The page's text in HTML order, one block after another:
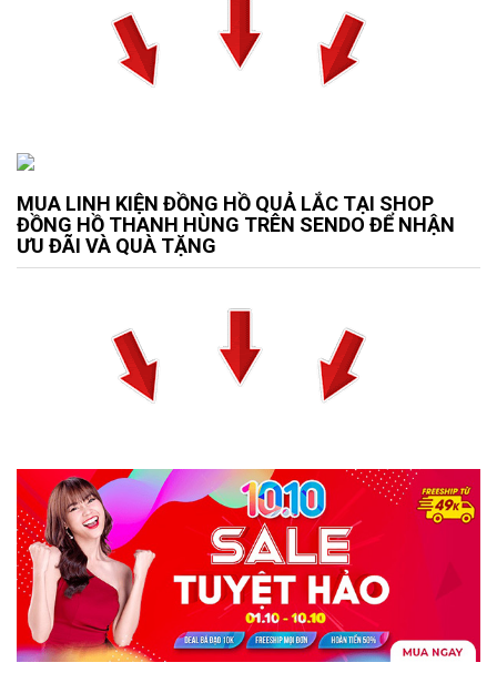
MUA LINH KIỆN ĐỒNG HỒ QUẢ LẮC TẠI SHOP
ĐỒNG HỒ THANH HÙNG TRÊN SENDO ĐỂ NHẬN
ƯU ĐÃI VÀ QUÀ TẶNG